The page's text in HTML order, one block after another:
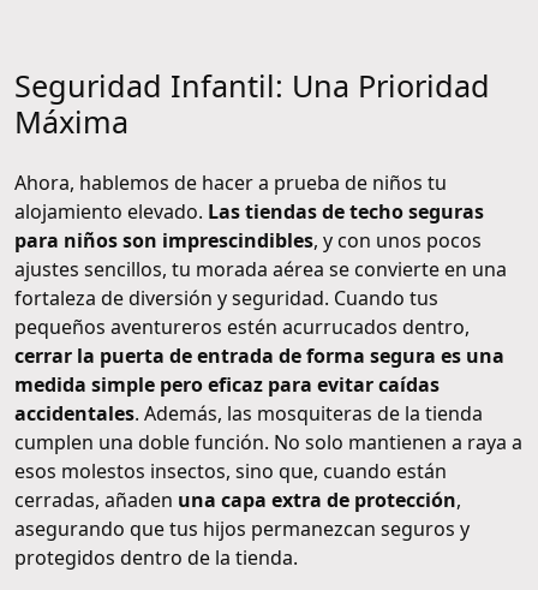
Seguridad Infantil: Una Prioridad
Máxima
Ahora, hablemos de hacer a prueba de niños tu
alojamiento elevado. Las tiendas de techo seguras
para niños son imprescindibles, y con unos pocos
ajustes sencillos, tu morada aérea se convierte en una
fortaleza de diversión y seguridad. Cuando tus
pequeños aventureros estén acurrucados dentro,
cerrar la puerta de entrada de forma segura es una
medida simple pero eficaz para evitar caídas
accidentales. Además, las mosquiteras de la tienda
cumplen una doble función. No solo mantienen a raya a
esos molestos insectos, sino que, cuando están
cerradas, añaden una capa extra de protección,
asegurando que tus hijos permanezcan seguros y
protegidos dentro de la tienda.